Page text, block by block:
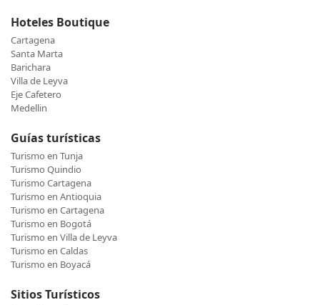
Hoteles Boutique
Cartagena
Santa Marta
Barichara
Villa de Leyva
Eje Cafetero
Medellin
Guías turísticas
Turismo en Tunja
Turismo Quindio
Turismo Cartagena
Turismo en Antioquia
Turismo en Cartagena
Turismo en Bogotá
Turismo en Villa de Leyva
Turismo en Caldas
Turismo en Boyacá
Sitios Turísticos